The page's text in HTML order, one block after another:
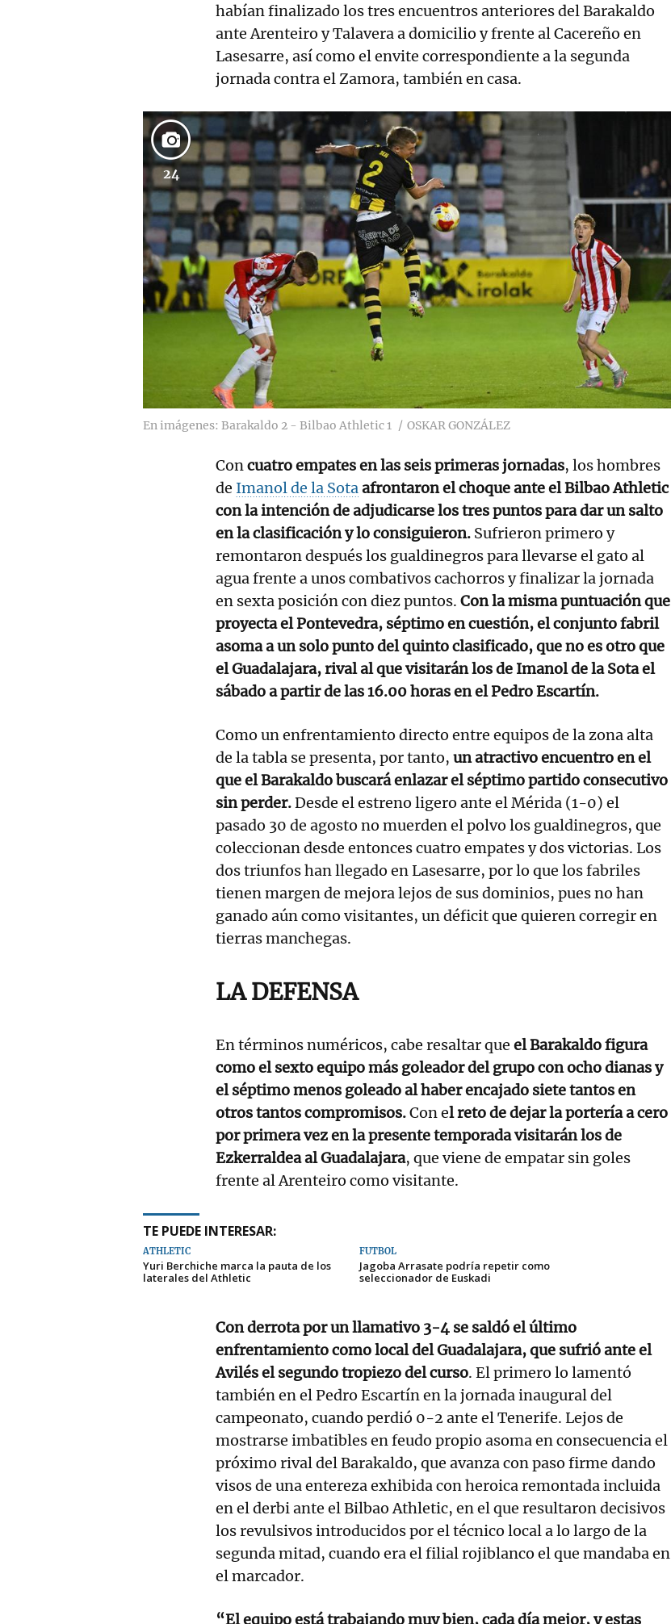
habían finalizado los tres encuentros anteriores del Barakaldo
ante Arenteiro y Talavera a domicilio y frente al Cacereño en
Lasesarre, así como el envite correspondiente a la segunda
jornada contra el Zamora, también en casa.
24
En imágenes: Barakaldo 2 - Bilbao Athletic 1 OSKAR GONZÁLEZ
Concuatro empates en las seis primeras jornadas, los hombres
de Imanol de la Sotaafrontaron el choque ante el Bilbao Athletic
con la intención de adjudicarse los tres puntos para dar un salto
en la clasificación y lo consiguieron. Sufrieron primero y
remontaron después los gualdinegros para llevarse el gato al
agua frente a unos combativos cachorros y finalizar la jornada
en sexta posición con diez puntos. Con la misma puntuación que
proyecta el Pontevedra, séptimo en cuestión, el conjunto fabril
asoma a un solo punto del quinto clasificado, que no es otro que
el Guadalajara, rival al que visitarán los de Imanol de la Sota el
sábado a partir de las 16.00 horas en el Pedro Escartín.
Como un enfrentamiento directo entre equipos de la zona alta
de la tabla se presenta, por tanto, un atractivo encuentro en el
que el Barakaldo buscará enlazar el séptimo partido consecutivo
sin perder.Desde el estreno ligero ante el Mérida (1-0) el
pasado 30 de agosto no muerden el polvo los gualdinegros, que
coleccionan desde entonces cuatro empates y dos victorias. Los
dos triunfos han llegado en Lasesarre, por lo que los fabriles
tienen margen de mejora lejos de sus dominios, pues no han
ganado aún como visitantes, un déficit que quieren corregir en
tierras manchegas.
LA DEFENSA
En términos numéricos, cabe resaltar que el Barakaldo figura
como el sexto equipo más goleador del grupo con ocho dianas y
el séptimo menos goleado al haber encajado siete tantos en
otros tantos compromisos.Con el reto de dejar la portería a cero
por primera vez en la presente temporada visitarán los de
Ezkerraldea al Guadalajara, que viene de empatar sin goles
frente al Arenteiro como visitante.
TE PUEDE INTERESAR:
ATHLETIC
Yuri Berchiche marca la pauta de los
laterales del Athletic
FÚTBOL
Jagoba Arrasate podría repetir como
seleccionador de Euskadi
Con derrota por un llamativo 3-4 se saldó el último
enfrentamiento como local del Guadalajara, que sufrió ante el
Avilés el segundo tropiezo del curso. El primero lo lamentó
también en el Pedro Escartín en la jornada inaugural del
campeonato, cuando perdió 0-2 ante el Tenerife. Lejos de
mostrarse imbatibles en feudo propio asoma en consecuencia el
próximo rival del Barakaldo, que avanza con paso firme dando
visos de una entereza exhibida con heroica remontada incluida
en el derbi ante el Bilbao Athletic, en el que resultaron decisivos
los revulsivos introducidos por el técnico local a lo largo de la
segunda mitad, cuando era el filial rojiblanco el que mandaba en
el marcador.
“El equipo está trabajando muy bien, cada día mejor, y estas